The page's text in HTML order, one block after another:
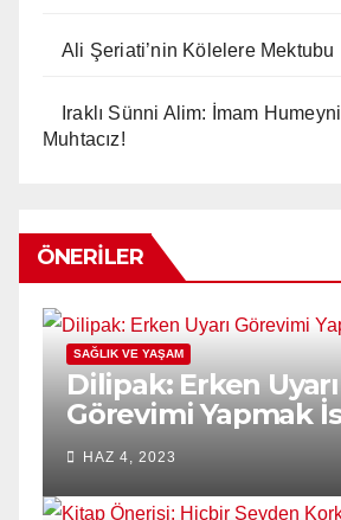
Ali Şeriati’nin Kölelere Mektubu
Iraklı Sünni Alim: İmam
Muhtacız!
ÖNERILER
SAĞLIK VE YAŞAM
Dilipak: Erken Uyarı
Görevimi Yapmak
HAZ 4, 2023